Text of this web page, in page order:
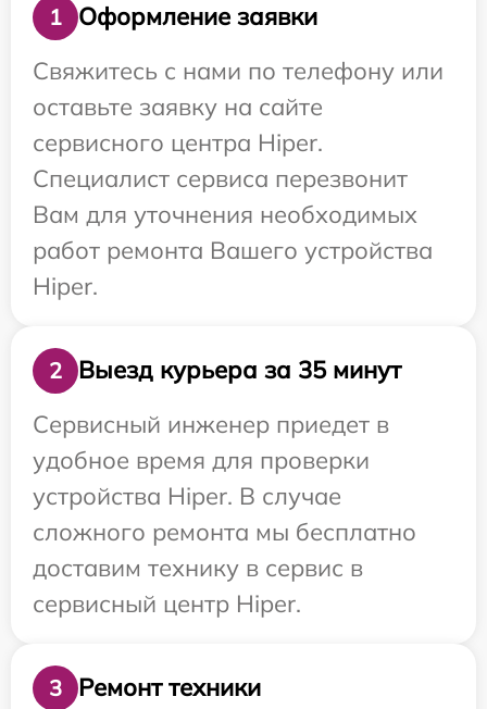
1
Оформление заявки
Свяжитесь с нами по телефону или
оставьте заявку на сайте
сервисного центра Hiper.
Специалист сервиса перезвонит
Вам для уточнения необходимых
работ ремонта Вашего устройства
Hiper.
2
Выезд курьера за 35 минут
Сервисный инженер приедет в
удобное время для проверки
устройства Hiper. В случае
сложного ремонта мы бесплатно
доставим технику в сервис в
сервисный центр Hiper.
3 Ремонт техники